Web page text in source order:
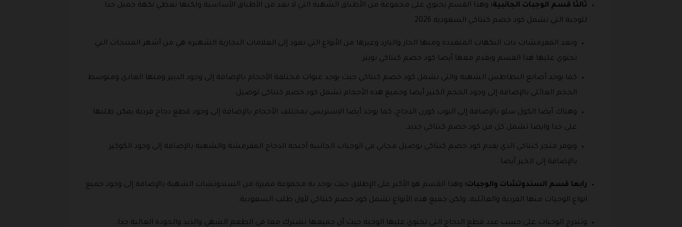
ثالثا قسم الوجبات الجانبية: وهذا القسم يحتوي على مجموعة من الأطباق الشهية التي لا تعد من الأطباق الأساسية ولكنها تعطي نكهة جميل جدا
للوجبة التي تشمل كود خصم كنتاكي السعودية 2026.
وتعد المقرمشات ذات النكهات المتعددة ومنها الحار والبارد وغيرها من الأنواع التي تعود إلى العلامات التجارية الشهيرة هي من أشهر المنتجات التي
تحتوي عليها هذا القسم ويقدم معها أيضا كود خصم كنتاكي تويتر.
كما يوجد أصابع البطاطس الشهية والتي تشمل كود خصم كنتاكي حيث يوجد عبوات مختلفة الأحجام بالإضافة إلى وجود الديبر ومنها العادي ومتوسط
الحجم العائلي بالإضافة إلى وجود الحجم الكبير أيضا وجميع هذه الأحجام تشمل كود خصم كنتاكي توصيل.
وهناك أيضا الكول سلو بالإضافة إلى البوب كورن الدجاج، كما يوجد أيضا الاستربس بمختلف الأحجام بالإضافة إلى وجود قطع دجاج فردية يمكن طلبها
على حدا وايضا تشمل كل من كود خصم كنتاكي جديد.
ويوفر متجر كنتاكي الذي يقدم كود خصم كنتاكي توصيل مجاني في الوجبات الجانبية أجنحة الدجاج المقرمشة والشهية بالإضافة إلى وجود الكوكيز
بالإضافة إلى الخير أيضا.
رابعا قسم السندوتشات والوجبات: وهذا القسم هو الأكبر على الإطلاق حيث يوجد به مجموعة مميزة من السندوتشات الشهية بالإضافة إلى وجود جميع
انواع الوجبات منها الفردية والعائلية، ولكن جميع هذه الأنواع تشمل كود خصم كنتاكي لأول طلب السعودية.
وتتدرج الوجبات على حسب عدد قطع الدجاج التي تحتوي عليها الوجبة حيث أن جميعها تشترك معا في الطعم الشهي والذيذ والجودة العالية جدا.